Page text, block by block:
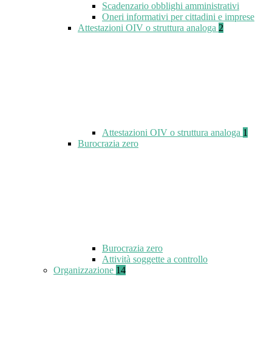
Scadenzario obblighi amministrativi
Oneri informativi per cittadini e imprese
Attestazioni OIV o struttura analoga 2
Attestazioni OIV o struttura analoga 1
Burocrazia zero
Burocrazia zero
Attività soggette a controllo
Organizzazione 14